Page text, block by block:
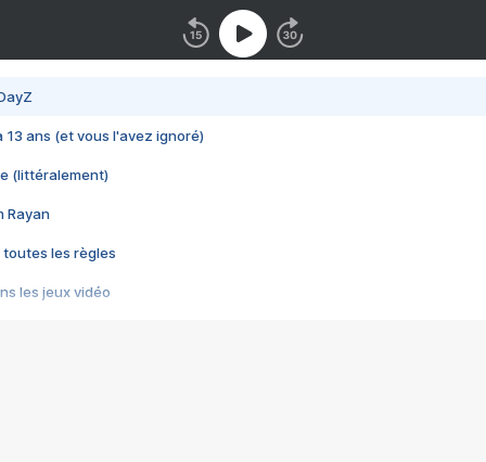
13 ans (et vous l'avez ignoré)
(littéralement)
Rayan
toutes les règles
les jeux vidéo